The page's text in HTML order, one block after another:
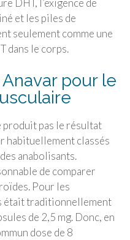
DHT, l’exigence de
et les piles de
seulement comme une
dans le corps.
pour le
produit pas le résultat
habituellement classés
anabolisants.
de comparer
Pour les
était traditionnellement
de 2,5 mg. Donc, en
dose de 8